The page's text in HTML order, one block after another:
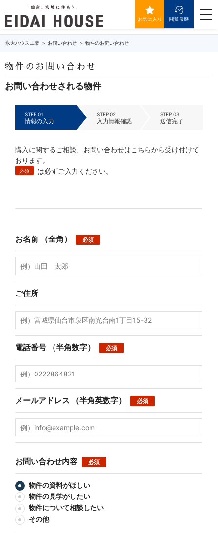
お気に入り 閲覧履歴
永大ハウス工業 お問い合わせ 物件のお問い合わせ
物件のお問い合わせ
お問い合わせされる物件
STEP 01
情報の入力
STEP 02
入力情報確認
STEP 03
送信完了
購入に関するご相談、お問い合わせはこちらから受け付けて
おります。
必須 は必ずご入力ください。
お名前 （全角） 必須
ご住所
電話番号 （半角数字） 必須
メールアドレス （半角英数字） 必須
お問い合わせ内容 必須
物件の資料がほしい
物件の見学がしたい
物件について相談したい
その他